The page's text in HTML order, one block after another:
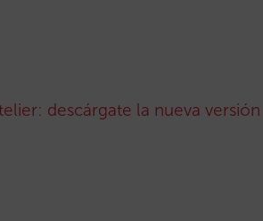
descárgate la nueva versión